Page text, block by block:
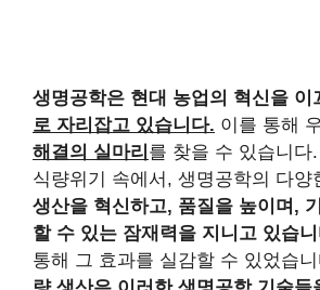
생명공학은 현대 농업의 혁신을 이
로 자리잡고 있습니다. 이를 통해
해결의 실마리 를 찾을 수 있습니다
식량위기 속에서, 생명공학의 다양
생산을 혁신하고, 품질을 높이며,
할 수 있는 잠재력을 지니고 있습
통해 그 효과를 실감할 수 있었습